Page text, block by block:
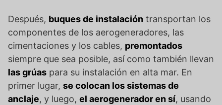
Después, buques de instalación transportan los
componentes de los aerogeneradores, las
cimentaciones y los cables, premontados
siempre que sea posible, así como también llevan
las grúas para su instalación en alta mar. En
primer lugar, se colocan los sistemas de
anclaje, y luego, el aerogenerador en sí, usando